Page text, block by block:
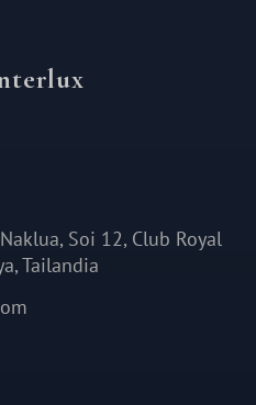
Soi 12, Club Royal
Tailandia